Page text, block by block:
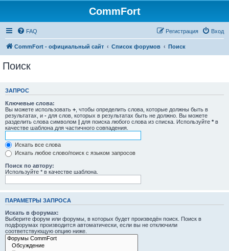
CommFort
FAQ Вход
Регистрация
CommFort - официальный сайт Список форумов Поиск
Поиск
ЗАПРОС
Ключевые слова:
Вы можете использовать + , чтобы определить слова, которые должны быть в
результатах, и - для слов, которых в результатах быть не должно. Вы можете
разделить слова символом | для поиска любого слова из списка. Используйте * в
качестве шаблона для частичного совпадения.
Искать все слова
Искать любое слово/поиск с языком запросов
Поиск по автору:
Используйте * в качестве шаблона.
ПАРАМЕТРЫ ЗАПРОСА
Искать в форумах:
Выберите форум или форумы, в которых будет произведён поиск. Поиск в
подфорумах производится автоматически, если вы не отключили
соответствующую опцию ниже.